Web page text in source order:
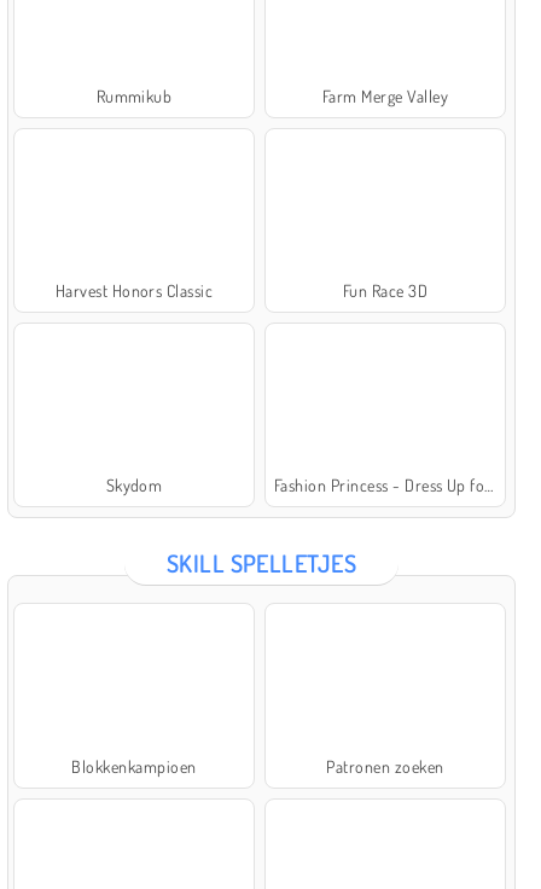
Rummikub Farm Merge Valley
Harvest Honors Classic Fun Race 3D
Skydom Fashion Princess - Dress Up for Girls
SKILL SPELLETJES
Blokkenkampioen Patronen zoeken